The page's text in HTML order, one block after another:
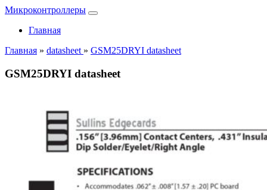
Микроконтроллеры
Главная
Главная » datasheet » GSM25DRYI datasheet
GSM25DRYI datasheet